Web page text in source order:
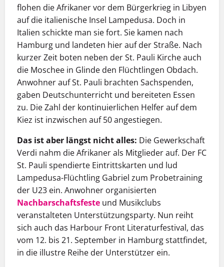
flohen die Afrikaner vor dem Bürgerkrieg in Libyen
auf die italienische Insel Lampedusa. Doch in
Italien schickte man sie fort. Sie kamen nach
Hamburg und landeten hier auf der Straße. Nach
kurzer Zeit boten neben der St. Pauli Kirche auch
die Moschee in Glinde den Flüchtlingen Obdach.
Anwohner auf St. Pauli brachten Sachspenden,
gaben Deutschunterricht und bereiteten Essen
zu. Die Zahl der kontinuierlichen Helfer auf dem
Kiez ist inzwischen auf 50 angestiegen.
Das ist aber längst nicht alles: Die Gewerkschaft
Verdi nahm die Afrikaner als Mitglieder auf. Der FC
St. Pauli spendierte Eintrittskarten und lud
Lampedusa-Flüchtling Gabriel zum Probetraining
der U23 ein. Anwohner organisierten
Nachbarschaftsfeste und Musikclubs
veranstalteten Unterstützungsparty. Nun reiht
sich auch das Harbour Front Literaturfestival, das
vom 12. bis 21. September in Hamburg stattfindet,
in die illustre Reihe der Unterstützer ein.